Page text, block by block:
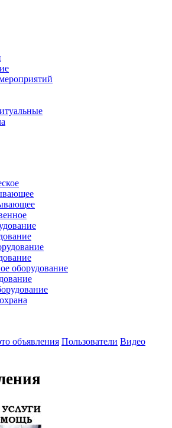
оборудование
объявления Пользователи Видео